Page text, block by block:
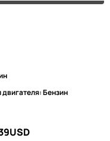
двигателя: Бензин
USD